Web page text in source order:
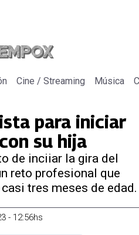
Cine / Streaming Música
para iniciar
su hija
de inciiar la gira del
reto profesional que
tres meses de edad.
- 12:56hs